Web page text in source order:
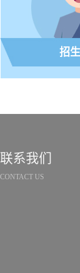
招
联系我们
CONTACT US